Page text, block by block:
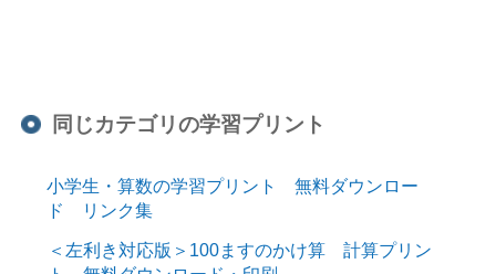
同じカテゴリの学習プリント
小学生・算数の学習プリント 無料ダウンロー
ド リンク集
＜左利き対応版＞100ますのかけ算 計算プリン